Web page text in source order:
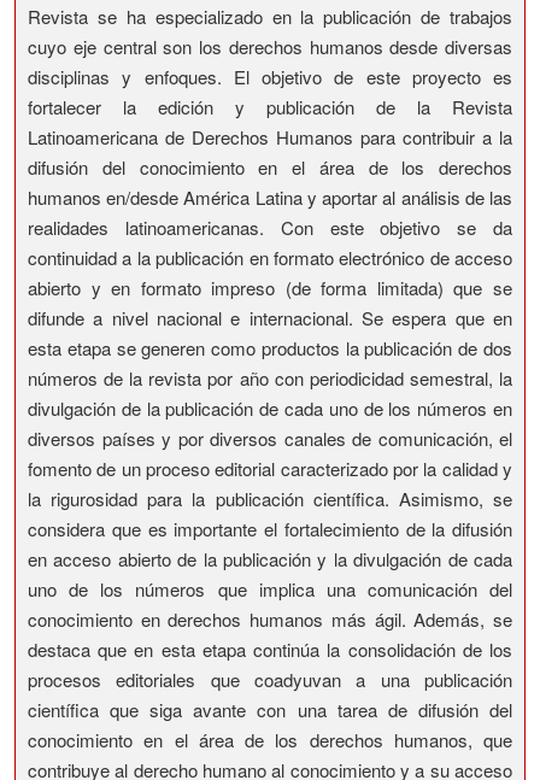
Revista se ha especializado en la publicación de trabajos
cuyo eje central son los derechos humanos desde diversas
disciplinas y enfoques. El objetivo de este proyecto es
fortalecer la edición y publicación de la Revista
Latinoamericana de Derechos Humanos para contribuir a la
difusión del conocimiento en el área de los derechos
humanos en/desde América Latina y aportar al análisis de las
realidades latinoamericanas. Con este objetivo se da
continuidad a la publicación en formato electrónico de acceso
abierto y en formato impreso (de forma limitada) que se
difunde a nivel nacional e internacional. Se espera que en
esta etapa se generen como productos la publicación de dos
números de la revista por año con periodicidad semestral, la
divulgación de la publicación de cada uno de los números en
diversos países y por diversos canales de comunicación, el
fomento de un proceso editorial caracterizado por la calidad y
la rigurosidad para la publicación científica. Asimismo, se
considera que es importante el fortalecimiento de la difusión
en acceso abierto de la publicación y la divulgación de cada
uno de los números que implica una comunicación del
conocimiento en derechos humanos más ágil. Además, se
destaca que en esta etapa continúa la consolidación de los
procesos editoriales que coadyuvan a una publicación
científica que siga avante con una tarea de difusión del
conocimiento en el área de los derechos humanos, que
contribuye al derecho humano al conocimiento y a su acceso